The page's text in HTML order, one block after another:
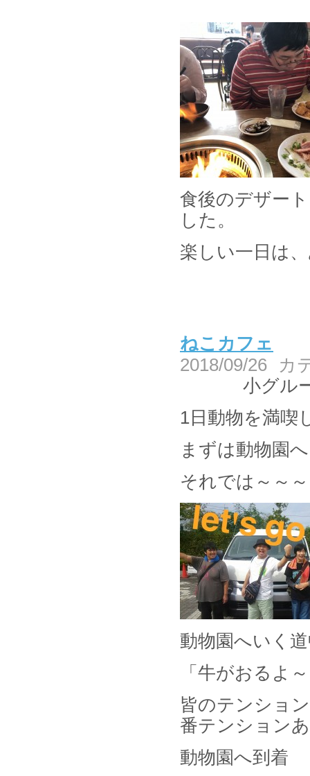
食後のデザー
した。
楽しい一日は
ねこカフェ
2018/09/26
カ
小グループ
1日動物を満喫
まずは動物園
それでは～～
動物園へいく
「牛がおるよ
皆のテンショ
番テンション
動物園へ到着